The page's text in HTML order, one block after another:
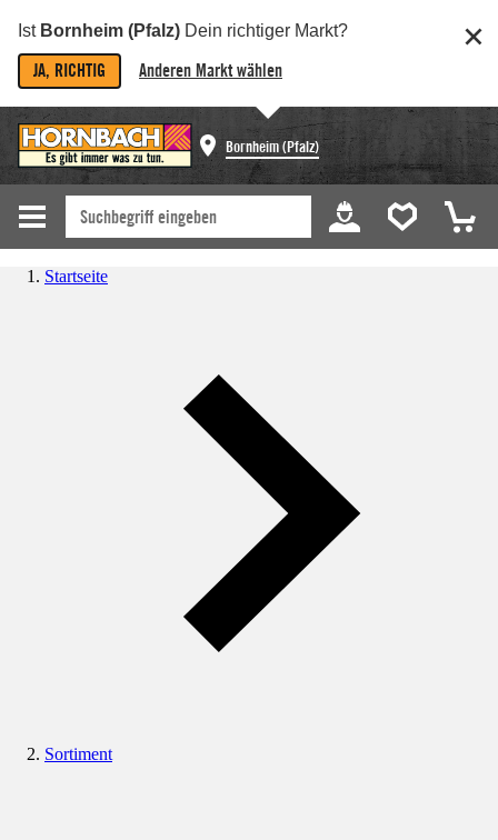
Ist Bornheim (Pfalz) Dein richtiger Markt?
JA, RICHTIG Anderen Markt wählen
Bornheim (Pfalz)
Startseite
Sortiment